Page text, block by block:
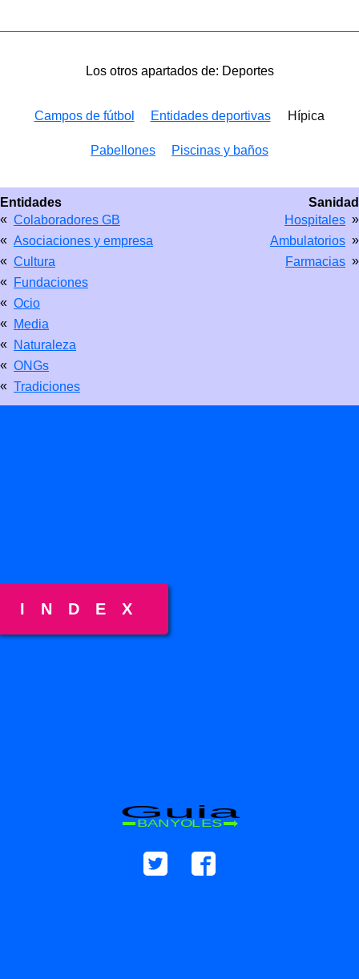
Los otros apartados de: Deportes
Campos de fútbol Entidades deportivas Hípica
Pabellones Piscinas y baños
Sanidad
Hospitales »
Ambulatorios »
Farmacias »
Entidades
« Colaboradores GB
« Asociaciones y empresa
« Cultura
« Fundaciones
« Ocio
« Media
« Naturaleza
« ONGs
« Tradiciones
Guia
BANYOLES
INDEX